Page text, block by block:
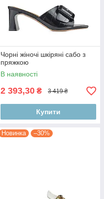
Чорні жіночі шкіряні сабо з
пряжкою
В наявності
2 393,30 ₴ 3 419 ₴
Купити
Новинка –30%